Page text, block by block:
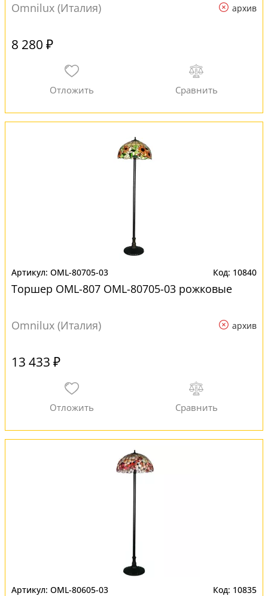
Omnilux (Италия) архив
8 280 ₽
OML-80705-03 10840
Торшер OML-807 OML-80705-03 рожковые
Omnilux (Италия) архив
13 433 ₽
OML-80605-03 10835